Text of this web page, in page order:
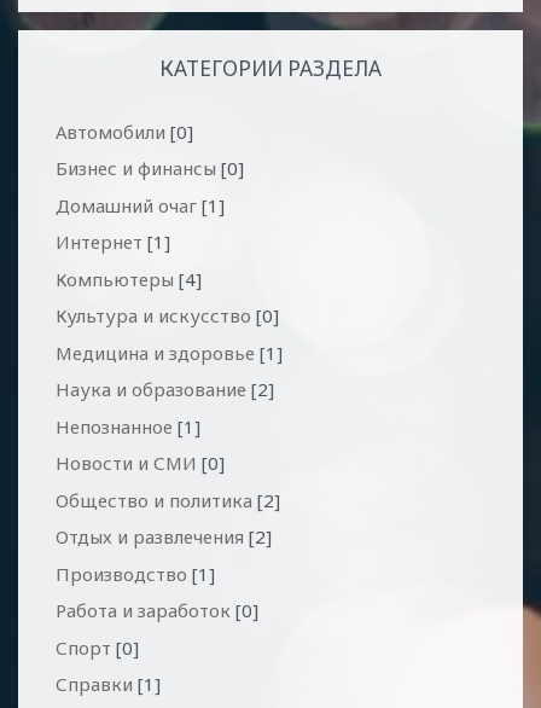
КАТЕГОРИИ РАЗДЕЛА
Автомобили [0]
Бизнес и финансы [0]
Домашний очаг [1]
Интернет [1]
Компьютеры [4]
Культура и искусство [0]
Медицина и здоровье [1]
Наука и образование [2]
Непознанное [1]
Новости и СМИ [0]
Общество и политика [2]
Отдых и развлечения [2]
Производство [1]
Работа и заработок [0]
Спорт [0]
Справки [1]